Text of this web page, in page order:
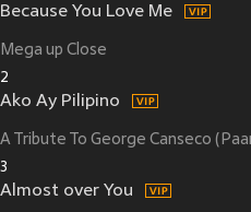
Because You Love Me
Mega up Close
2
Ako Ay Pilipino
A Tribute To George Canseco
3
Almost over You